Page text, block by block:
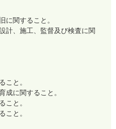
に関すること。
計、施工、監督及び検査に関
こと。
成に関すること。
こと。
こと。